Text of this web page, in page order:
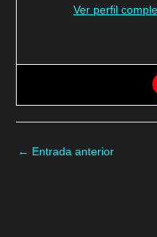
Ver perfil
← Entrada anterior